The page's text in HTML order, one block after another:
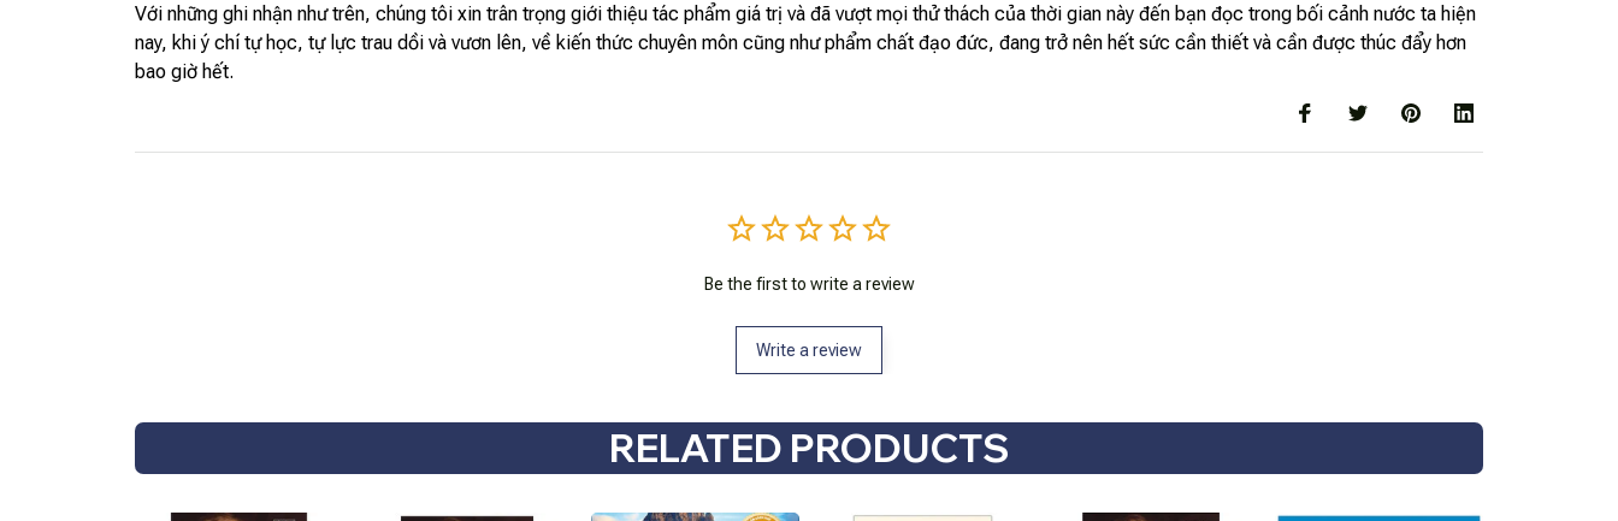
Với những ghi nhận như trên, chúng tôi xin trân trọng giới thiệu tác phẩm giá trị và đã vượt mọi thử thách của thời gian này đến bạn đọc trong bối cảnh nước ta hiện
nay, khi ý chí tự học, tự lực trau dồi và vươn lên, về kiến thức chuyên môn cũng như phẩm chất đạo đức, đang trở nên hết sức cần thiết và cần được thúc đẩy hơn
bao giờ hết.
Be the first to write a review
Write a review
RELATED PRODUCTS